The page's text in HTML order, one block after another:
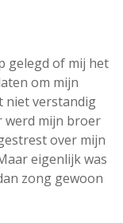
gelegd of mij het
om mijn
niet verstandig
werd mijn broer
over mijn
eigenlijk was
zong gewoon